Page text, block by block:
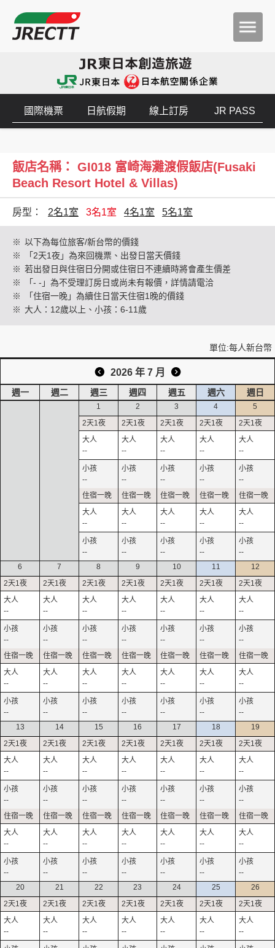
國際機票 日航假期 線上訂房 JR PASS
飯店名稱： GI018 富崎海灘渡假飯店(Fusaki
Beach Resort Hotel & Villas)
房型： 2名1室 3名1室 4名1室 5名1室
※ 以下為每位旅客/新台幣的價錢
※
「2天1夜」為來回機票、出發日當天價錢
※ 若出發日與住宿日分開或住宿日不連續時將會產生價差
※
「- -」為不受理訂房日或尚未有報價，詳情請電洽
※
「住宿一晚」為續住日當天住宿1晚的價錢
※ 大人：12歲以上、小孩：6-11歲
單位:每人新台幣
2026 年 7 月
週一 週二 週三 週四 週五 週六 週日
1
--
--
--
--
2
--
--
--
--
3
--
--
--
--
4
--
--
--
--
5
--
--
--
--
6
--
--
--
--
7
--
--
--
--
8
--
--
--
--
9
--
--
--
--
10
--
--
--
--
11
--
--
--
--
12
--
--
--
--
13
--
--
--
--
14
--
--
--
--
15
--
--
--
--
16
--
--
--
--
17
--
--
--
--
18
--
--
--
--
19
--
--
--
--
20
--
21
--
22
--
23
--
24
--
25
--
26
--